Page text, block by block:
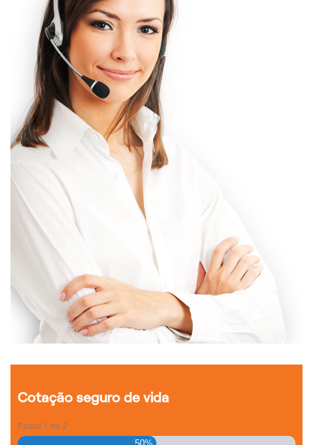
Cotação seguro de vida
Passo 1 de 2